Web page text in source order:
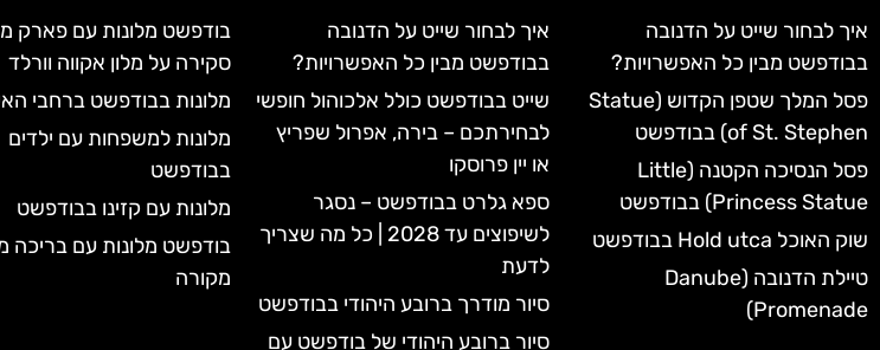
איך לבחור שייט על הדנובה
בבודפשט מבין כל האפשרויות?
פסל המלך שטפן הקדוש (Statue
of St. Stephen) בבודפשט
פסל הנסיכה הקטנה (Little
Princess Statue) בבודפשט
שוק האוכל Hold utca בבודפשט
טיילת הדנובה (Danube
Promenade)
איך לבחור שייט על הדנובה
בבודפשט מבין כל האפשרויות?
שייט בבודפשט כולל אלכוהול חופשי
לבחירתכם – בירה, אפרול שפריץ
או יין פרוסקו
ספא גלרט בבודפשט – נסגר
לשיפוצים עד 2028 | כל מה שצריך
לדעת
סיור מודרך ברובע היהודי בבודפשט
סיור ברובע היהודי של בודפשט עם
בודפשט מלונות עם פארק
סקירה על מלון אקווה וורלד
מלונות בבודפשט ברחבי
מלונות למשפחות עם ילדים
בבודפשט
מלונות עם קזינו בבודפשט
בודפשט מלונות עם בריכה
מקורה